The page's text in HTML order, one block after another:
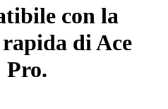
con la
di Ace
Pro.